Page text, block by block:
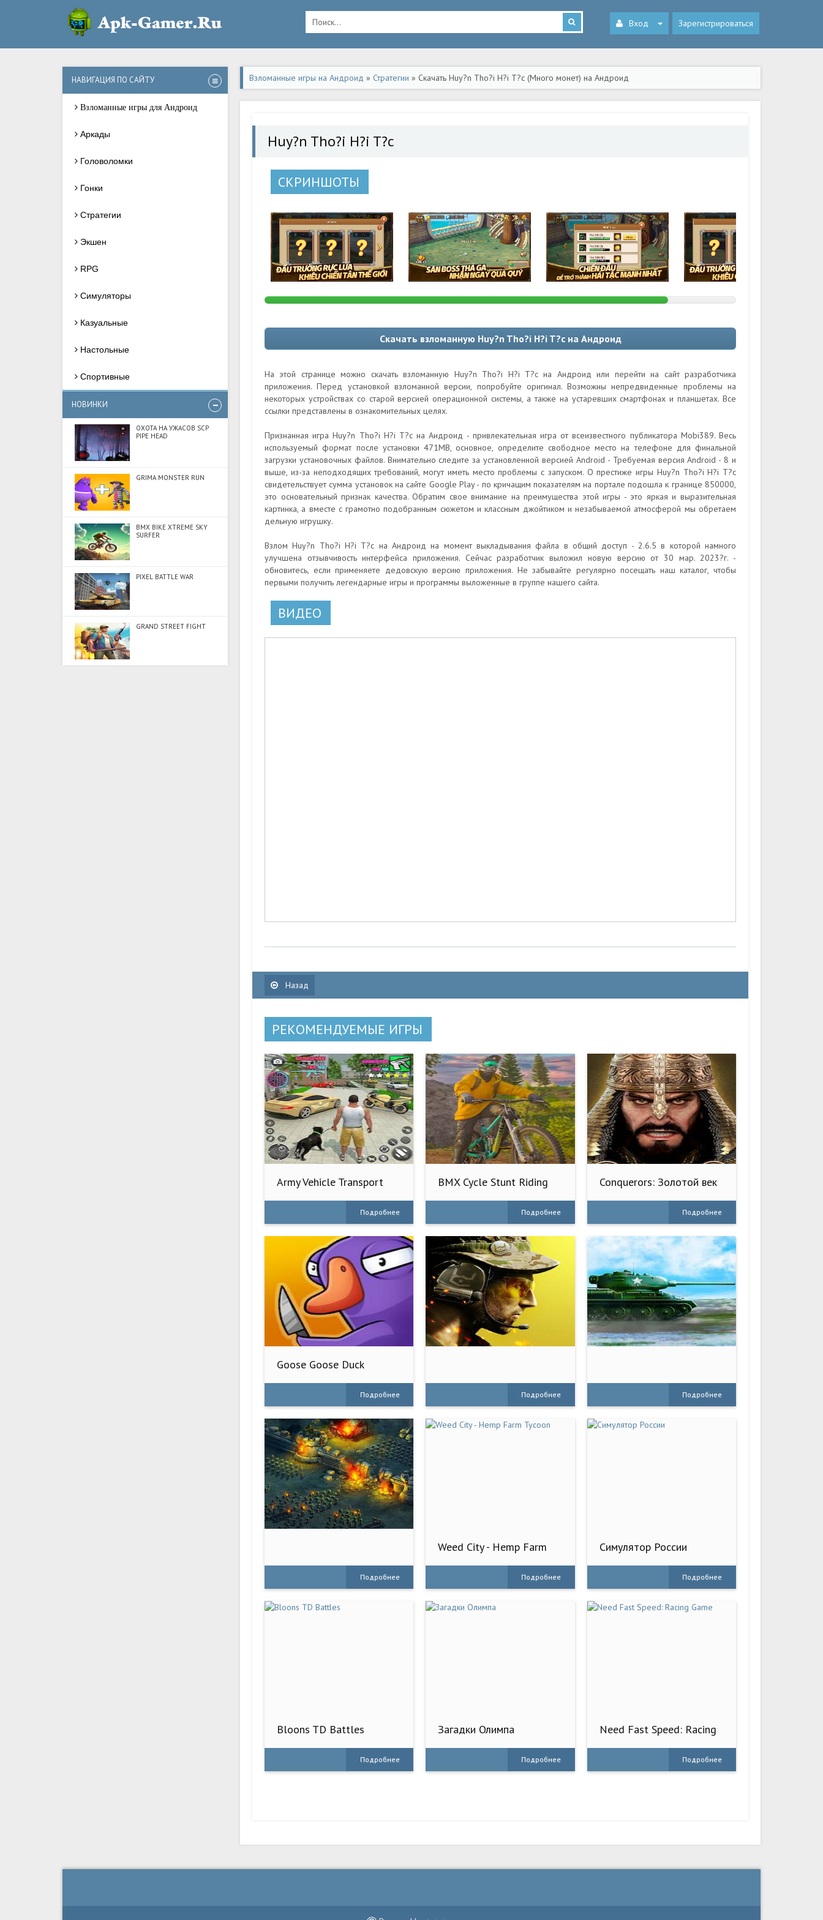
Вход Зарегистрироваться
НАВИГАЦИЯ ПО САЙТУ
Взломанные игры для Андроид
Аркады
Головоломки
Гонки
Стратегии
Экшен
RPG
Симуляторы
Казуальные
Настольные
Спортивные
НОВИНКИ
ОХОТА НА УЖАСОВ SCP
PIPE HEAD
GRIMA MONSTER RUN
BMX BIKE XTREME SKY
SURFER
PIXEL BATTLE WAR
GRAND STREET FIGHT
Взломанные игры на Андроид » Стратегии » Скачать Huy?n Tho?i H?i T?c (Много монет) на Андроид
Huy?n Tho?i H?i T?c
СКРИНШОТЫ
Скачать взломанную Huy?n Tho?i H?i T?c на Андроид
На этой странице можно скачать взломанную Huy?n Tho?i H?i T?c на Андроид или перейти на сайт разработчика
приложения. Перед установкой взломанной версии, попробуйте оригинал. Возможны непредвиденные проблемы на
некоторых устройствах со старой версией операционной системы, а также на устаревших смартфонах и планшетах. Все
ссылки представлены в ознакомительных целях.
Признанная игра Huy?n Tho?i H?i T?c на Андроид - привлекательная игра от всеизвестного публикатора Mobi389. Весь
используемый формат после установки 471MB, основное, определите свободное место на телефоне для финальной
загрузки установочных файлов. Внимательно следите за установленной версией Android - Требуемая версия Android - 8 и
выше, из-за неподходящих требований, могут иметь место проблемы с запуском. О престиже игры Huy?n Tho?i H?i T?c
свидетельствует сумма установок на сайте Google Play - по кричащим показателям на портале подошла к границе 850000,
это основательный признак качества. Обратим свое внимание на преимущества этой игры - это яркая и выразительная
картинка, а вместе с грамотно подобранным сюжетом и классным джойтиком и незабываемой атмосферой мы обретаем
дельную игрушку.
Взлом Huy?n Tho?i H?i T?c на Андроид на момент выкладывания файла в общий доступ - 2.6.5 в которой намного
улучшена отзывчивость интерфейса приложения. Сейчас разработчик выложил новую версию от 30 мар. 2023?г. -
обновитесь, если применяете дедовскую версию приложения. Не забывайте регулярно посещать наш каталог, чтобы
первыми получить легендарные игры и программы выложенные в группе нашего сайта.
ВИДЕО
Назад
РЕКОМЕНДУЕМЫЕ ИГРЫ
Army Vehicle Transport
Подробнее
BMX Cycle Stunt Riding
Подробнее
Conquerors: Золотой век
Подробнее
Goose Goose Duck
Подробнее Подробнее Подробнее
Подробнее
Weed City - Hemp Farm
Подробнее
Симулятор России
Подробнее
Bloons TD Battles
Подробнее
Загадки Олимпа
Подробнее
Need Fast Speed: Racing
Подробнее